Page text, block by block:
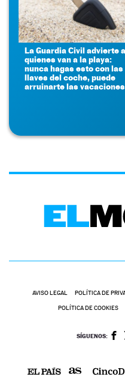
La Guardia Civil advierte a
quienes van a la playa:
nunca hagas esto con las
llaves del coche, puede
arruinarte las vacaciones
AVISO LEGAL POLÍTICA DE
POLÍTICA DE COOKIES
SÍGUENOS: